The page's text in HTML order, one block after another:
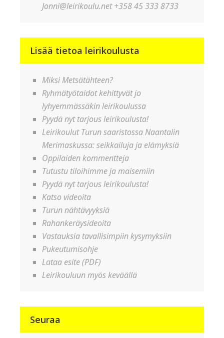
Jonni@leirikoulu.net +358 45 333 8733
Lisää tietoa leirikoulusta
Miksi Metsätähteen?
Ryhmätyötaidot kehittyvät jo
lyhyemmässäkin leirikoulussa
Pyydä nyt tarjous leirikoulusta!
Leirikoulut Turun saaristossa Naantalin
Merimaskussa: seikkailuja ja elämyksiä
Oppilaiden kommentteja
Tutustu tiloihimme ja maisemiin
Pyydä nyt tarjous leirikoulusta!
Katso videoita
Turun nähtävyyksiä
Rahankeräysideoita
Vastauksia tavallisimpiin kysymyksiin
Pukeutumisohje
Lataa esite (PDF)
Leirikouluun myös keväällä
Seuraa